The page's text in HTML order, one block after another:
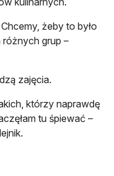
żeby to było
różnych grup –
zajęcia.
którzy naprawdę
tu śpiewać –